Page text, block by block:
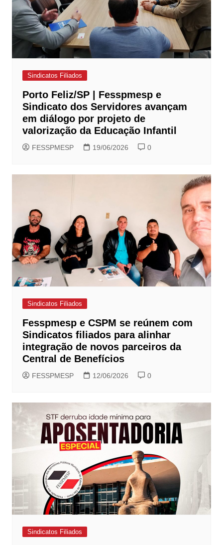
Sindicatos Filiados
Porto Feliz/SP | Fesspmesp e
Sindicato dos Servidores avançam
em diálogo por projeto de
valorização da Educação Infantil
FESSPMESP 19/06/2026 0
Sindicatos Filiados
Fesspmesp e CSPM se reúnem com
Sindicatos filiados para alinhar
integração de novos parceiros da
Central de Benefícios
FESSPMESP 12/06/2026 0
Sindicatos Filiados